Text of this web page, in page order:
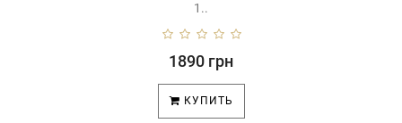
1..
1890 грн
КУПИТЬ